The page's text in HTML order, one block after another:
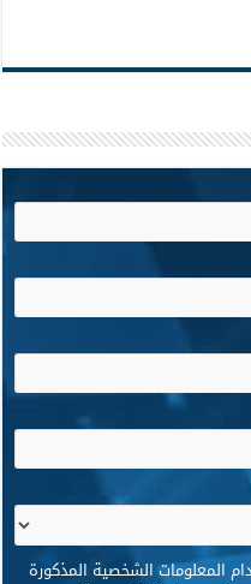
المعلومات الشخصية المذكورة